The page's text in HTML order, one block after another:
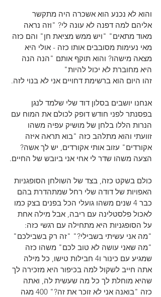
והוא לא נכנע הוא אשכרה היה מתקשר
אליהם למה דפנה לא עונה לי? "וזה נראה
מאוד מתאים" "ויש ממש מציאת חן" והם כזה
מאי נעימות מסובבים אותו כזה - אולי היא
מצאה מישהו? והוא תוקף אותם "הנה הנה
היא מחוברת לא יכול להיות"
זהו היום הוא ברשימת דחויים אני לא בנוי לזה.
אנחנו יושבים בסלון דוד שלי שלמד לנגן
בפסנתר לפני חודש דופק לכולם את המוח עם
הנרות הללו בלחן של מושיק עפיה משהו
זוועתי והוא מתלהב כזה "בוא תראה איזה
אקורדים" עזוב אותי אקורדים, יש לך אשה?
הצעה משהו שדר לי אחי אני ביובש של החיים.
כולם בשקט כזה, בצד של השולחן הסופגניות
האפויות של דודה שלי רחל שמתהדרת בהם
כבר 4 שנים משהו גועלי הכל בפנים בצק כמו
לאכול פלסטלינה עם ריבה, אבל מילה אחת
על הסופגניות היא מתחילה עם רגשי כזה:
"מה אני עשיתי בשבילי?" "זה רק בשבילכם"
"מה שאני עושה לא טוב לכם" משהו כזה
שמגיע עם כינור ו4 חבילות טישו, כל מילה
אתה חייב לשקול למה בכיפור היא מזכירה לך
שהיא מוחלת לך כל מה שעשית לה, ואתה
כזה "בואנה אני לא זוכר את זה?" 400 מגה